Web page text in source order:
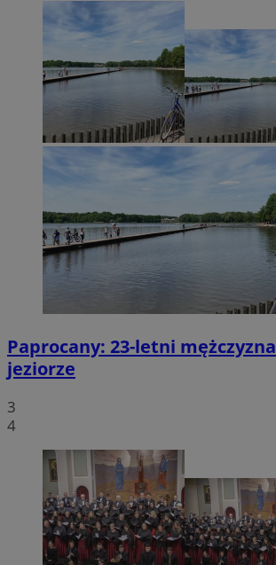
Paprocany: 23-letni
jeziorze
3
4